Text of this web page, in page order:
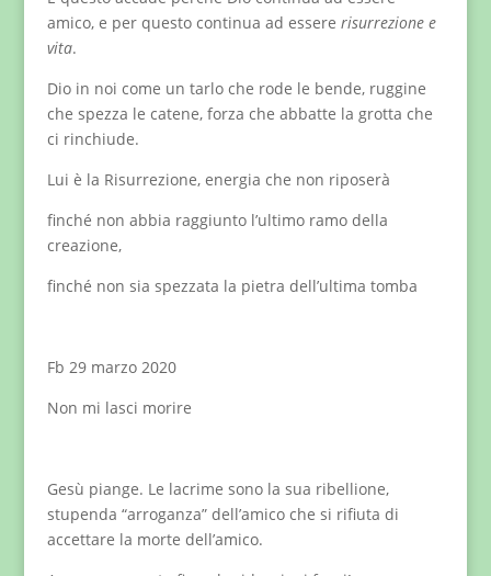
amico, e per questo continua ad essere risurrezione e
vita.
Dio in noi come un tarlo che rode le bende, ruggine
che spezza le catene, forza che abbatte la grotta che
ci rinchiude.
Lui è la Risurrezione, energia che non riposerà
finché non abbia raggiunto l’ultimo ramo della
creazione,
finché non sia spezzata la pietra dell’ultima tomba
Fb 29 marzo 2020
Non mi lasci morire
Gesù piange. Le lacrime sono la sua ribellione,
stupenda “arroganza” dell’amico che si rifiuta di
accettare la morte dell’amico.